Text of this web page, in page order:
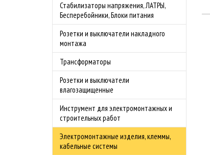
Стабилизаторы напряжения, ЛАТРЫ,
Бесперебойники, Блоки питания
Розетки и выключатели накладного
монтажа
Трансформаторы
Розетки и выключатели
влагозащищенные
Инструмент для электромонтажных и
строительных работ
Электромонтажные изделия, клеммы,
кабельные системы